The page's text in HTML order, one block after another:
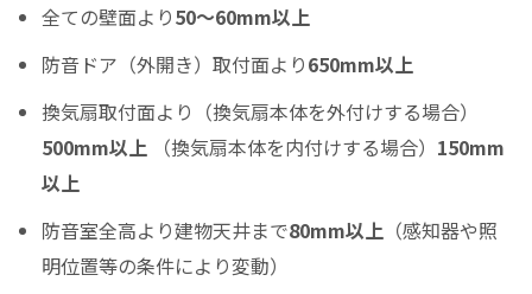
ボーナス月の加算金額
0
ボーナス月の加算（上乗せ）金額をスライドして下さい（1万円単位）
シュミレーション結果
月々のお支払金額
全ての壁面より50～60mm以上
防音ドア（外開き）取付面より650mm以上
換気扇取付面より（換気扇本体を外付けする場合）
500mm以上 （換気扇本体を内付けする場合） 150mm
以上
防音室全高より建物天井まで80mm以上 （感知器や照
明位置等の条件により変動）